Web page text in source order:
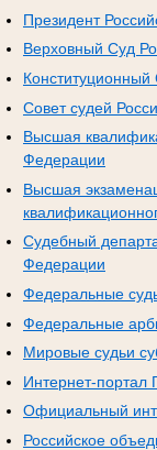
Президент
Верховный Суд
Совет судей
Высшая
Федерации
Высшая
Судебный
Федерации
Федеральные
Федеральные
Мировые судьи
Интернет-портал
Официальный
Российское